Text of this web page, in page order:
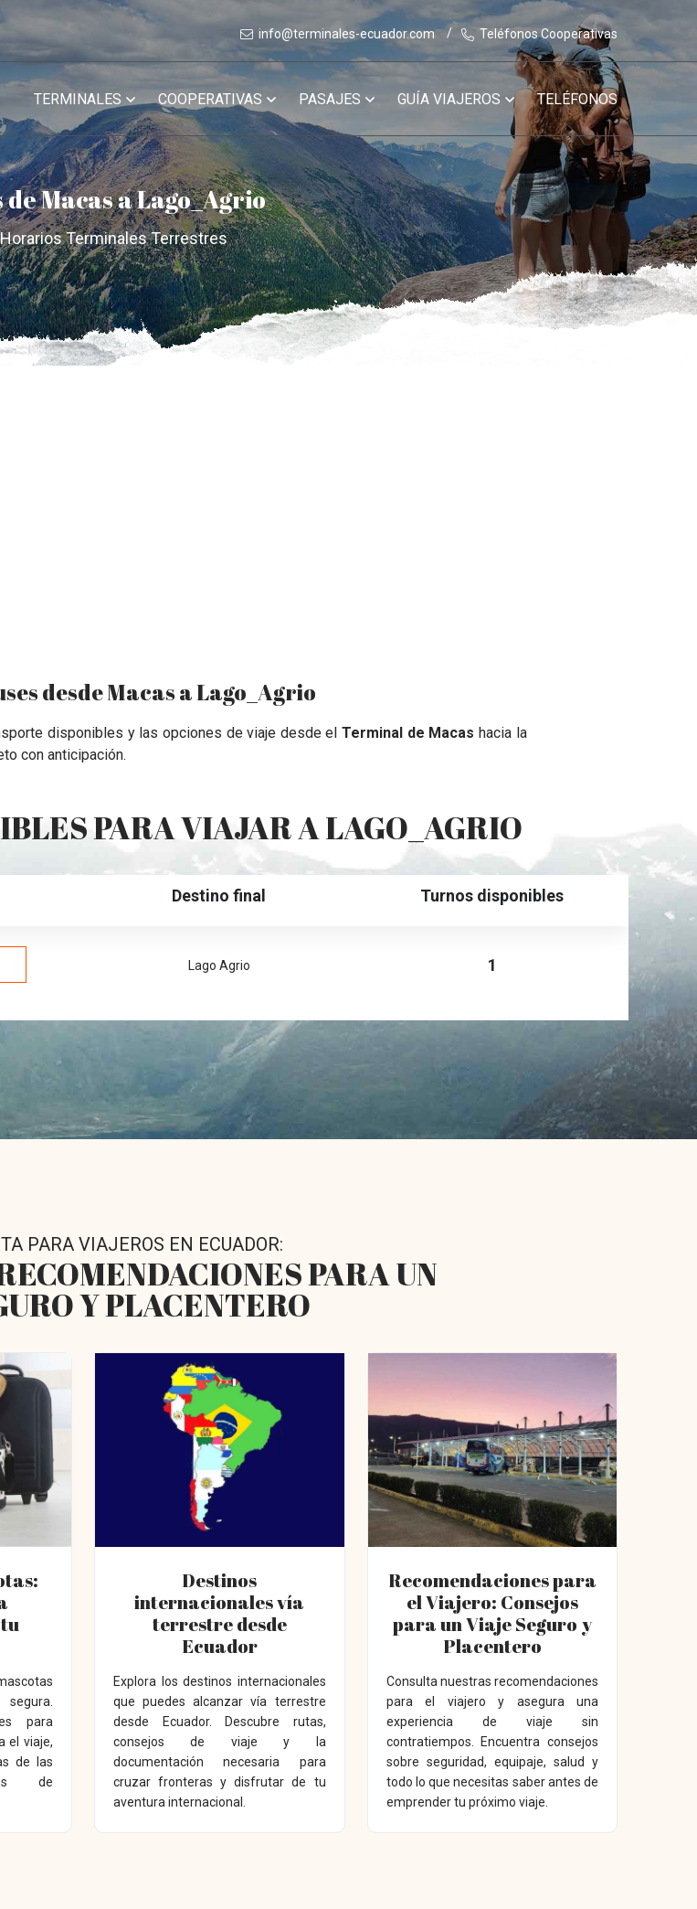
info@terminales-ecuador.com Teléfonos Cooperativas
TERMINALES COOPERATIVAS PASAJES GUÍA VIAJEROS TELÉFONOS
Macas a Lago_Agrio
Horarios Terminales Terrestres
desde Macas a Lago_Agrio
disponibles y las opciones de viaje desde elTerminal de Macas hacia la
con anticipación.
PARA VIAJAR A LAGO_AGRIO
Destino final Turnos disponibles
Lago Agrio 1
PARA VIAJEROS EN ECUADOR:
PARA UN
Y PLACENTERO
para
el viaje,
de las
de
Destinos
internacionales vía
terrestre desde
Ecuador
Explora los destinos internacionales
que puedes alcanzar vía terrestre
desde Ecuador. Descubre rutas,
consejos de viaje y la
documentación necesaria para
cruzar fronteras y disfrutar de tu
aventura internacional.
Recomendaciones para
el Viajero: Consejos
para un Viaje Seguro y
Placentero
Consulta nuestras recomendaciones
para el viajero y asegura una
experiencia de viaje sin
contratiempos. Encuentra consejos
sobre seguridad, equipaje, salud y
todo lo que necesitas saber antes de
emprender tu próximo viaje.